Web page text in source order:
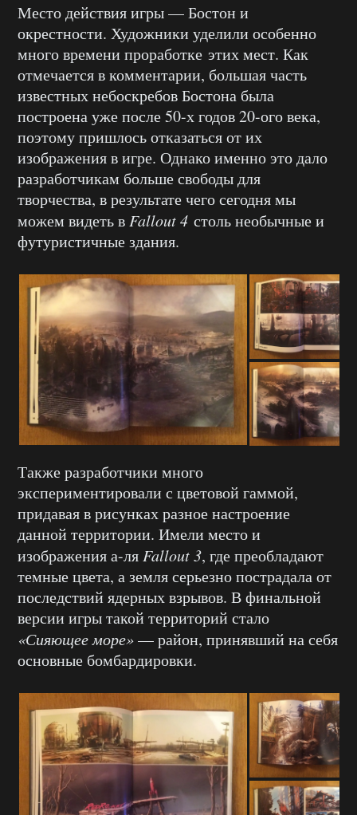
Место действия игры — Бостон и
окрестности. Художники уделили особенно
много времени проработке этих мест. Как
отмечается в комментарии, большая часть
известных небоскребов Бостона была
построена уже после 50-х годов 20-ого века,
поэтому пришлось отказаться от их
изображения в игре. Однако именно это дало
разработчикам больше свободы для
творчества, в результате чего сегодня мы
можем видеть в Fallout 4 столь необычные и
футуристичные здания.
Также разработчики много
экспериментировали с цветовой гаммой,
придавая в рисунках разное настроение
данной территории. Имели место и
изображения а-ля Fallout 3, где преобладают
темные цвета, а земля серьезно пострадала от
последствий ядерных взрывов. В финальной
версии игры такой территорий стало
«Сияющее море»— район, принявший на себя
основные бомбардировки.